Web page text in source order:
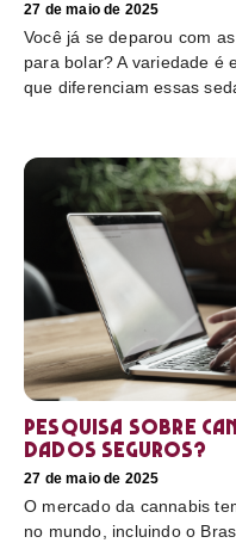
27 de maio de 2025
Você já se deparou com
para bolar? A variedade é
que diferenciam essas
Pesquisa sobre
dados seguros?
27 de maio de 2025
O mercado da cannabis
no mundo, incluindo o